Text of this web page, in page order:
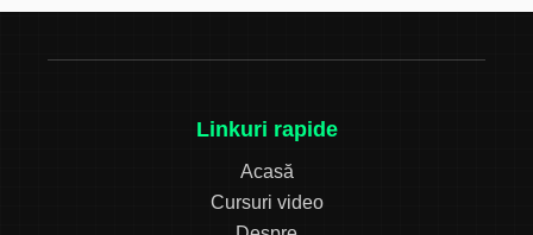
Linkuri rapide
Acasă
Cursuri video